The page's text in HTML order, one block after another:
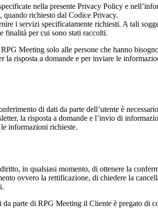
nella presente Privacy Policy e
quando richiesto dal Codice Privacy.
i servizi specificatamente richiesti. A tali
finalità per cui sono stati raccolti.
Meeting solo alle persone che hanno
risposta a domande e per inviare le
di dati da parte dell’utente è
la risposta a domande e l’invio di
informazioni richieste.
in qualsiasi momento, di ottenere la
ovvero la rettificazione, di chiedere la
parte di RPG Meeting il Cliente è pregato di